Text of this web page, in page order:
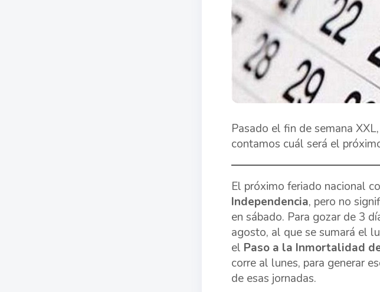
Pasado el fin de semana
contamos cuál será el
El próximo feriado nacional
Independencia, pero no
en sábado. Para gozar de 3
agosto, al que se sumará el
el Paso a la Inmortalidad
corre al lunes, para generar
de esas jornadas.